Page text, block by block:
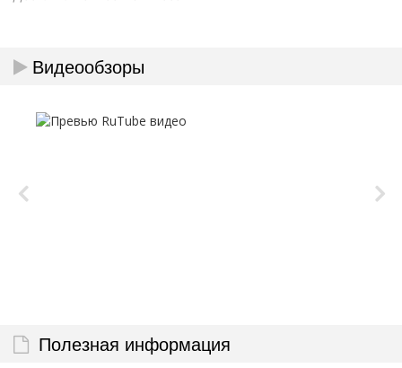
Видеообзоры
Полезная информация